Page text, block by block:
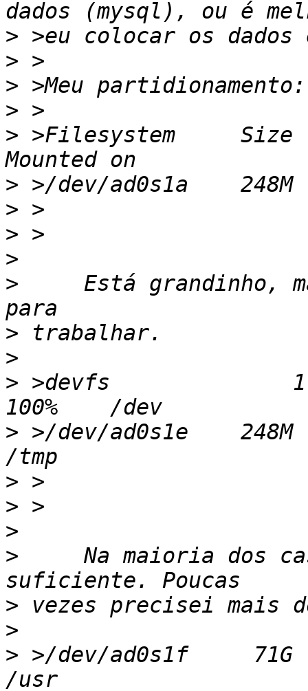
>
>
>
>
> >Filesystem     Size
>
>
>
>
>
Está grandinho,
>
>
> >devfs
> >/dev/ad0s1e
>
>
>
>
Na maioria dos
>
>
> >/dev/ad0s1f